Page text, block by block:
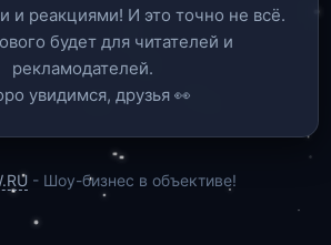
и реакциями! И это точно не всё.
будет для читателей и
рекламодателей.
увидимся, друзья 👀
- Шоу-бизнес в объективе!